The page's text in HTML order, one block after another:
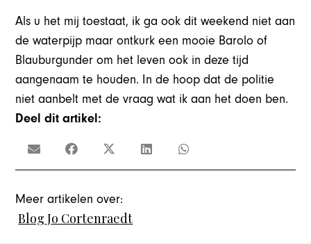
Als u het mij toestaat, ik ga ook dit weekend niet aan
de waterpijp maar ontkurk een mooie Barolo of
Blauburgunder om het leven ook in deze tijd
aangenaam te houden. In de hoop dat de politie
niet aanbelt met de vraag wat ik aan het doen ben.
Deel dit artikel:
Meer artikelen over:
Blog Jo Cortenraedt